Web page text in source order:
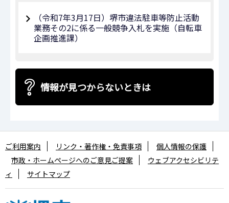
（令和7年3月17日）堺市違法駐車等防止活動
業務その2に係る一般競争入札を実施（自転車
企画推進課）
情報が見つからないときは
ご利用案内 リンク・著作権・免責事項
個人情報の保護
市政・ホームページへのご意見ご提案
ウェブアクセシビリテ
ィ
サイトマップ